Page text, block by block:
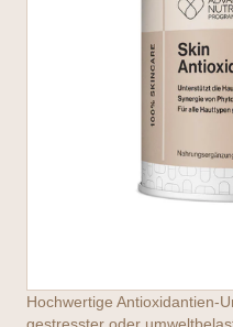
Hochwertige Antioxidantien-